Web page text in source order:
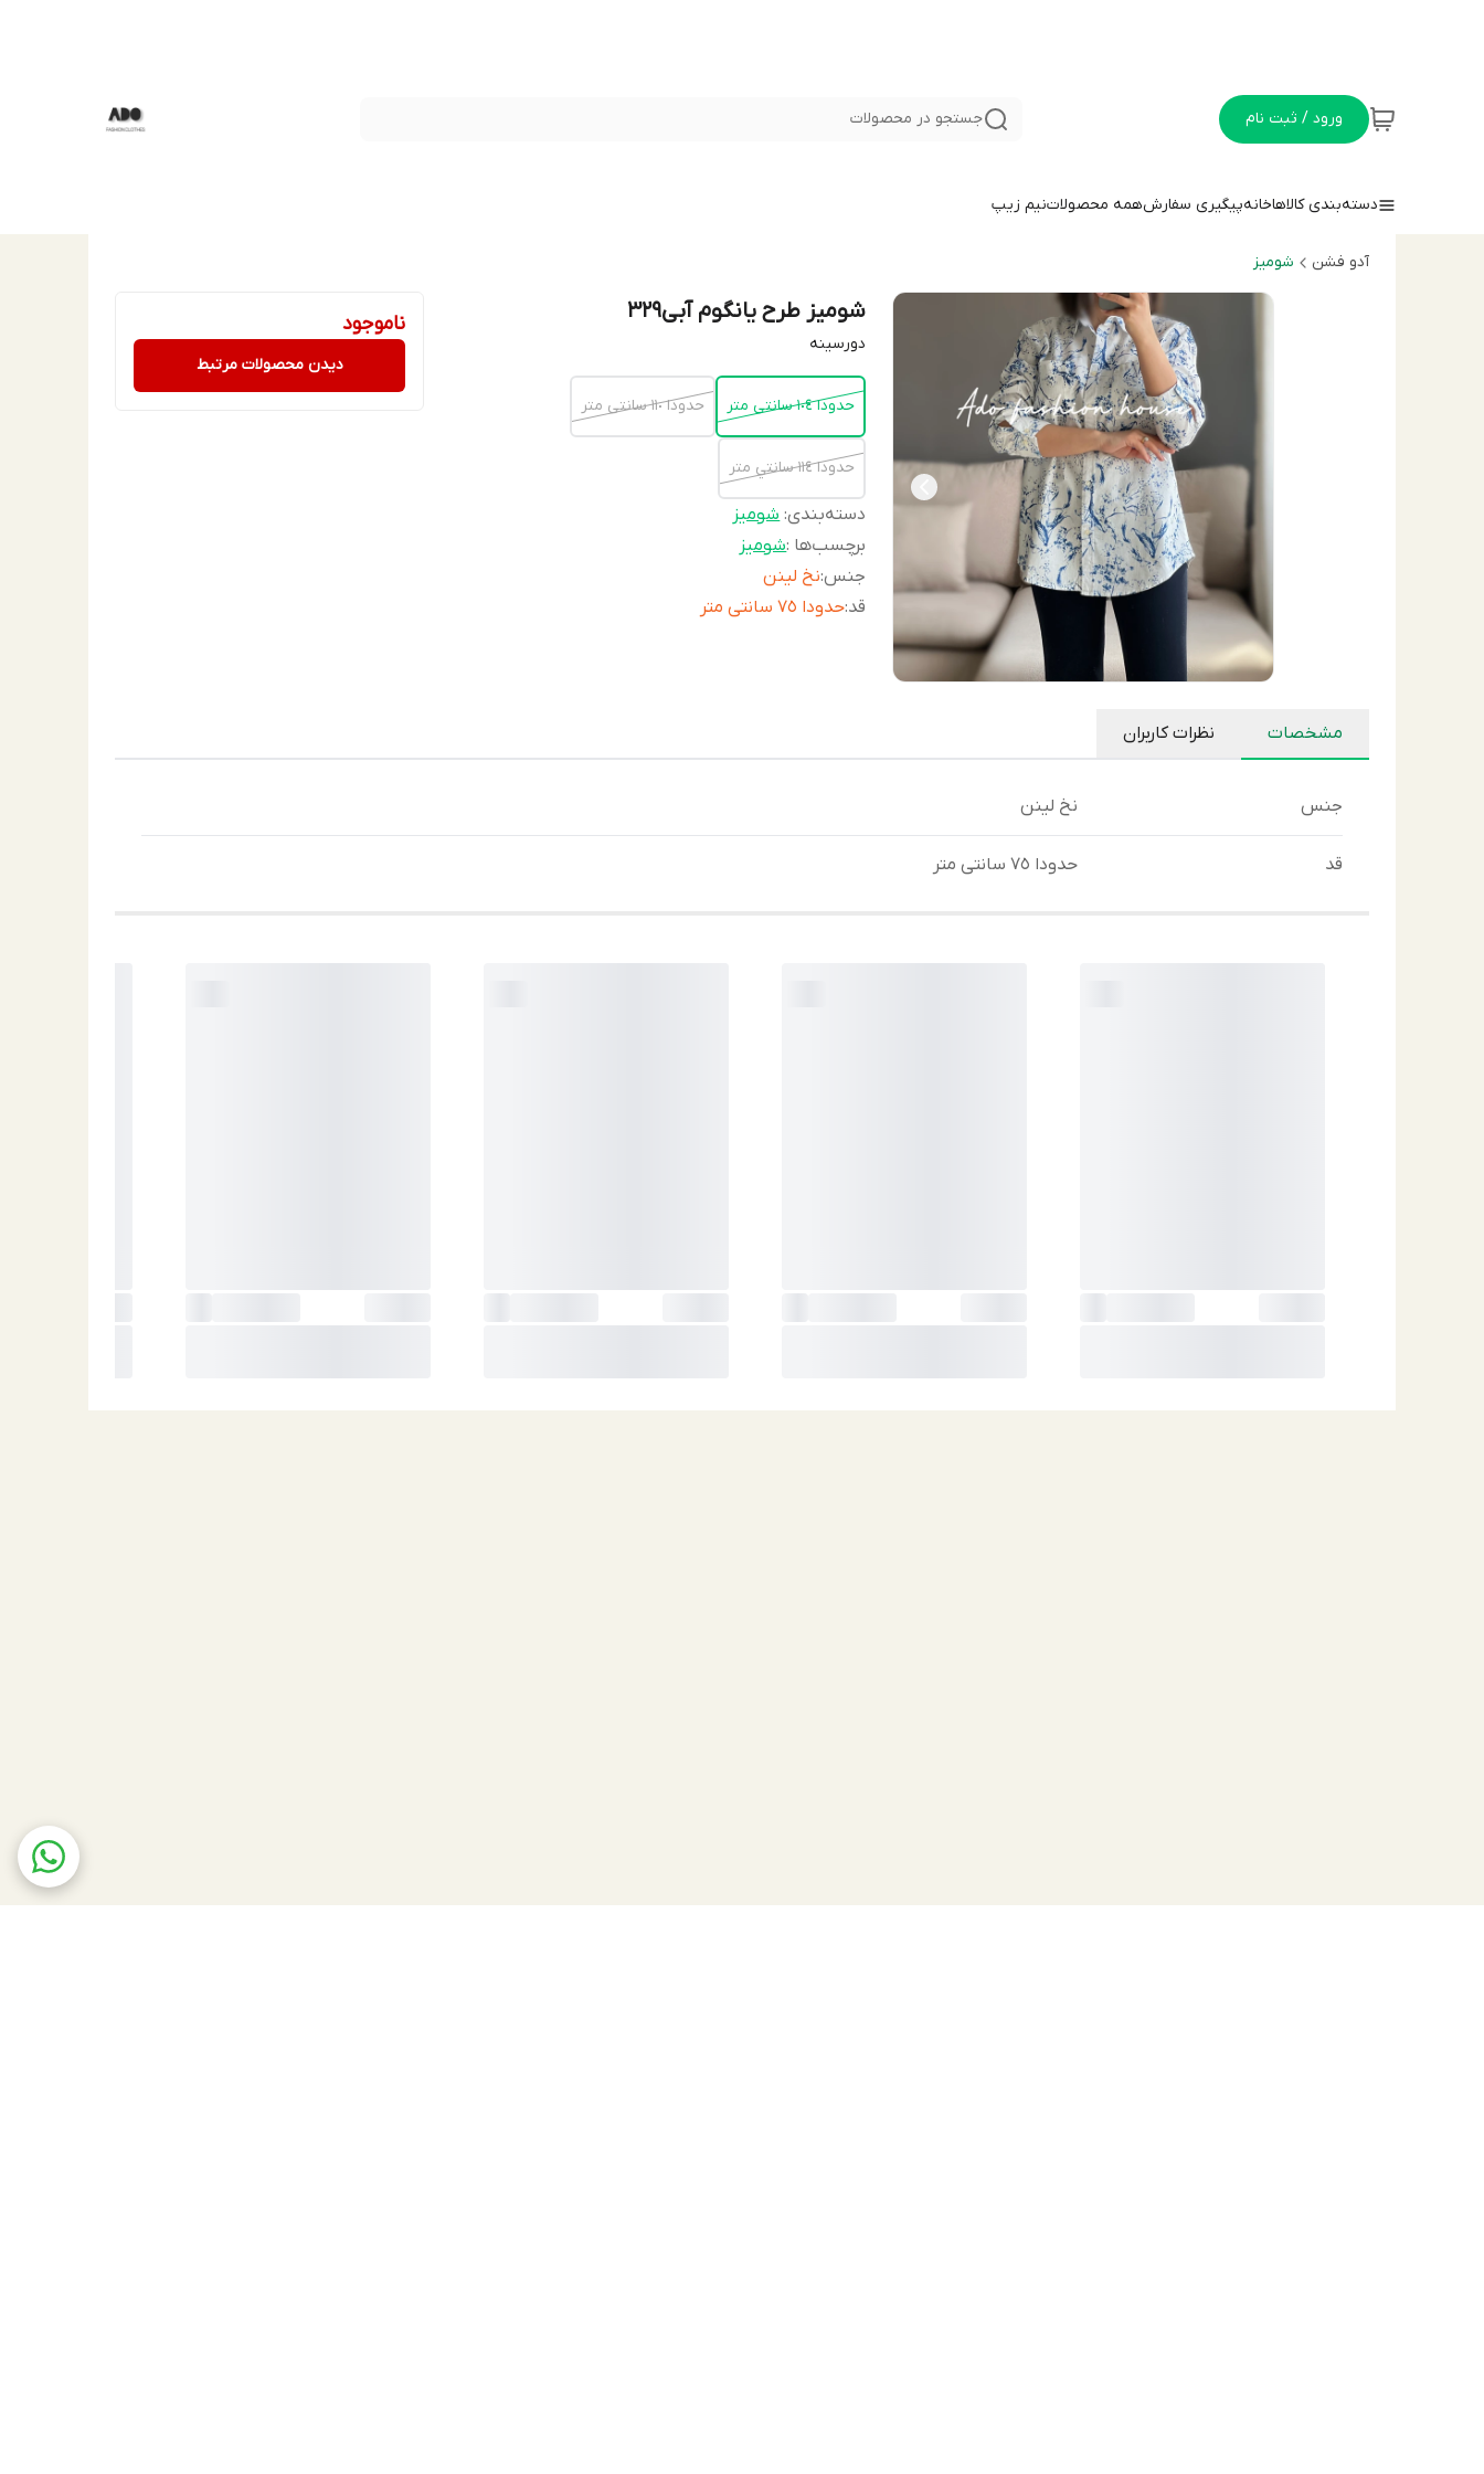
ورود / ثبت نام جستجو در محصولات
دسته‌بندی کالاهاخانهپیگیری سفارشهمه محصولاتنيم زيپ
آدو فشن شوميز
شومیز طرح یانگوم آبی٣٢٩
دورسينه
حدودا ١٠٤ سانتى متر حدودا ١١٠ سانتى متر
حدودا ١١٤ سانتي متر
دسته‌بندی:شوميز
برچسب‌ها :شومیز
جنس:نخ لينن
قد:حدودا ٧٥ سانتى متر
ناموجود
دیدن محصولات مرتبط
مشخصات نظرات کاربران
جنس نخ لينن
قد حدودا ٧٥ سانتى متر